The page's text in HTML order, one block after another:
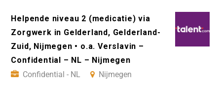
Helpende niveau 2 (medicatie) via
Zorgwerk in Gelderland, Gelderland-
Zuid, Nijmegen • o.a. Verslavin –
Confidential – NL – Nijmegen
Confidential - NL
Nijmegen